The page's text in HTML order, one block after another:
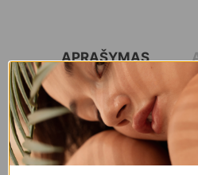
APRAŠYMAS
NAUDOJIMAS
Lengvas nenuplaunamas
plaukus, atkuria ir saugo nuo išorinių
hidrolizuotų baltymų (kviečių,